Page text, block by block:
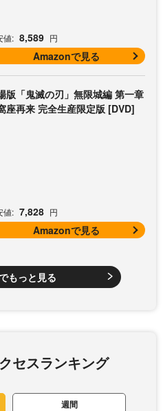
値: 8,589 円
Amazonで見る
版「鬼滅の刃」無限城編 第一章
座再来 完全生産限定版 [DVD]
値: 7,828 円
Amazonで見る
もっと見る
セスランキング
週間